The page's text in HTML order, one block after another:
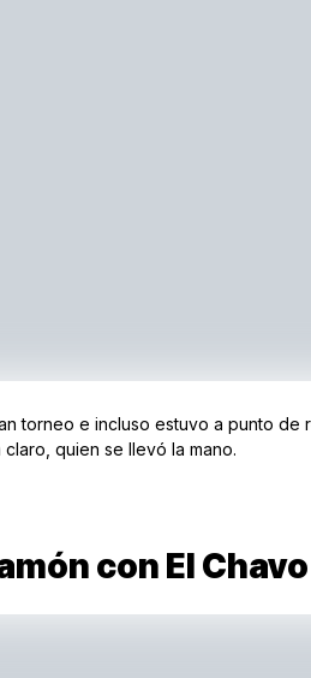
torneo e incluso estuvo a punto de
quien se llevó la mano.
con El Chavo